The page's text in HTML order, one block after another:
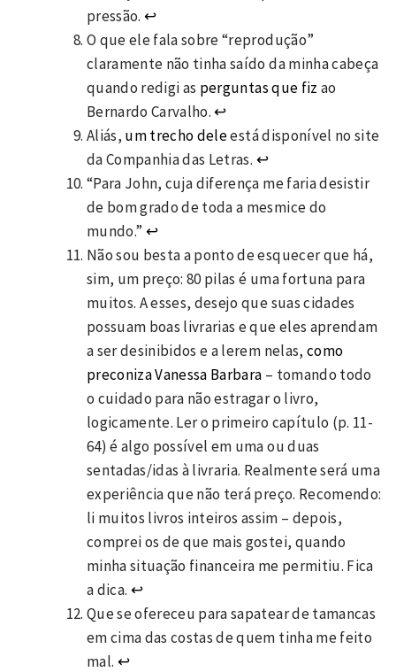
pressão.↩
O que ele fala sobre “reprodução”
claramente não tinha saído da minha cabeça
quando redigi as perguntas que fiz ao
Bernardo Carvalho.↩
Aliás, um trecho deleestá disponível no site
da Companhia das Letras. ↩
“Para John, cuja diferença me faria desistir
de bom grado de toda a mesmice do
mundo.” ↩
Não sou besta a ponto de esquecer que há,
sim, um preço: 80 pilas é uma fortuna para
muitos. A esses, desejo que suas cidades
possuam boas livrarias e que eles aprendam
a ser desinibidos e a lerem nelas, como
preconiza Vanessa Barbara – tomando todo
o cuidado para não estragar o livro,
logicamente. Ler o primeiro capítulo (p. 11-
64) é algo possível em uma ou duas
sentadas/idas à livraria. Realmente será uma
experiência que não terá preço. Recomendo:
li muitos livros inteiros assim – depois,
comprei os de que mais gostei, quando
minha situação financeira me permitiu. Fica
a dica. ↩
Que se ofereceu para sapatear de tamancas
em cima das costas de quem tinha me feito
mal. ↩